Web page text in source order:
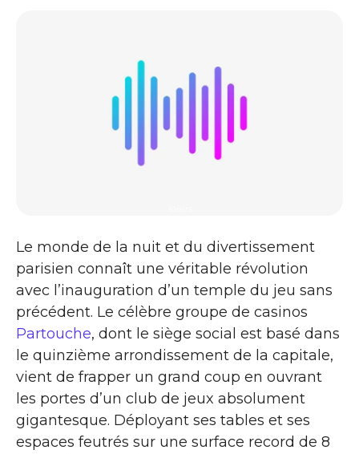
Le monde de la nuit et du divertissement
parisien connaît une véritable révolution
avec l’inauguration d’un temple du jeu sans
précédent. Le célèbre groupe de casinos
Partouche, dont le siège social est basé dans
le quinzième arrondissement de la capitale,
vient de frapper un grand coup en ouvrant
les portes d’un club de jeux absolument
gigantesque. Déployant ses tables et ses
espaces feutrés sur une surface record de 8